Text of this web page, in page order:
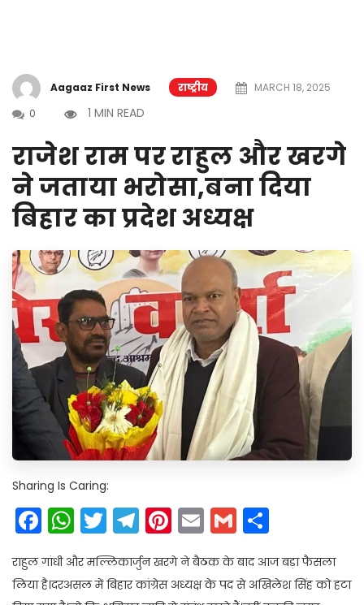
Aagaaz First News राष्ट्रीय
MARCH 18, 2025
0
1 MIN READ
राजेश राम पर राहुल और खरगे
ने जताया भरोसा,बना दिया
बिहार का प्रदेश अध्यक्ष
Sharing Is Caring:
Facebook
WhatsApp
Twitter
Telegram
Pinterest
EmailGmail
राहुल गांधी और मल्लिकार्जुन खरगे ने बैठक के बाद आज बड़ा फैसला
लिया है।दरअसल में बिहार कांग्रेस अध्यक्ष के पद से अखिलेश सिंह को हटा